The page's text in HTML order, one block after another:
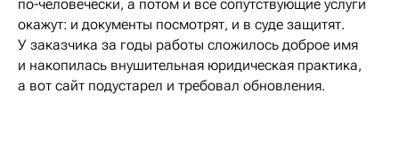
по-человечески, а потом и все сопутствующие услуги
окажут: и документы посмотрят, и в суде защитят.
У заказчика за годы работы сложилось доброе имя
и накопилась внушительная юридическая практика,
а вот сайт подустарел и требовал обновления.